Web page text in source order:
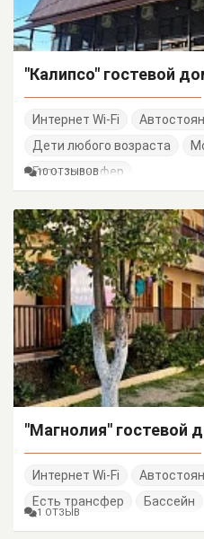
"Калипсо" гостевой
Интернет Wi-Fi
Дети любого возраста
Есть трансфер
10 ОТЗЫВОВ
"Магнолия" гостевой
Интернет Wi-Fi
Есть трансфер
Бассейн
1 ОТЗЫВ